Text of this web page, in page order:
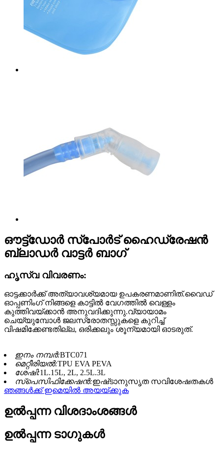
ഔട്ട്ഡോർ സ്പോർട് ഹൈഡ്രേഷൻ
ബ്ലാഡർ വാട്ടർ ബാഗ്
ഹൃസ്വ വിവരണം:
ഓട്ടക്കാർക്ക് അത്യാവശ്യമായ ഉപകരണമാണിത്.വൈഡ്
ഓപ്പണിംഗ് നിങ്ങളെ കാട്ടിൽ വേഗത്തിൽ വെള്ളം
കുത്തിവയ്ക്കാൻ അനുവദിക്കുന്നു.വ്യായാമം
ചെയ്യുമ്പോൾ ജലസ്രോതസ്സുകളെ കുറിച്ച്
വിഷമിക്കേണ്ടതില്ല, ഒരിക്കലും ശൂന്യമായി ഓടരുത്.
ഇനം നമ്പർ:BTC071
മെറ്റീരിയൽ:TPU EVA PEVA
ശേഷി:1L.15L, 2L, 2.5L.3L
സ്പെസിഫിക്കേഷൻ:ഇഷ്‌ടാനുസൃത സവിശേഷതകൾ
ഞങ്ങൾക്ക് ഇമെയിൽ അയയ്ക്കുക
ഉൽപ്പന്ന വിശദാംശങ്ങൾ
ഉൽപ്പന്ന ടാഗുകൾ